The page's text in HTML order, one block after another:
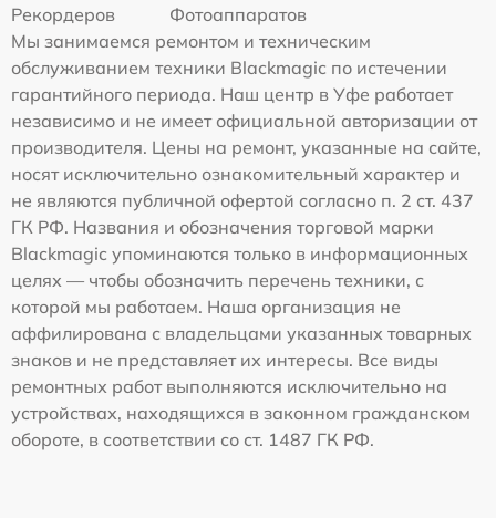
Рекордеров
Фотоаппаратов
Мы занимаемся ремонтом и техническим
обслуживанием техники Blackmagic по истечении
гарантийного периода. Наш центр в Уфе работает
независимо и не имеет официальной авторизации от
производителя. Цены на ремонт, указанные на сайте,
носят исключительно ознакомительный характер и
не являются публичной офертой согласно п. 2 ст. 437
ГК РФ. Названия и обозначения торговой марки
Blackmagic упоминаются только в информационных
целях — чтобы обозначить перечень техники, с
которой мы работаем. Наша организация не
аффилирована с владельцами указанных товарных
знаков и не представляет их интересы. Все виды
ремонтных работ выполняются исключительно на
устройствах, находящихся в законном гражданском
обороте, в соответствии со ст. 1487 ГК РФ.